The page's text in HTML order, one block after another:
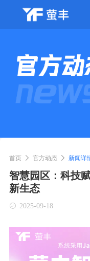
首页 官方动态 新闻详
智慧园区：科技
新生态
2025-09-18